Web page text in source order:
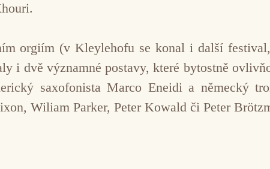
orgiím (v Kleylehofu se konal i další
i dvě významné postavy, které bytostně
saxofonista Marco Eneidi a německý
Wiliam Parker, Peter Kowald či Peter